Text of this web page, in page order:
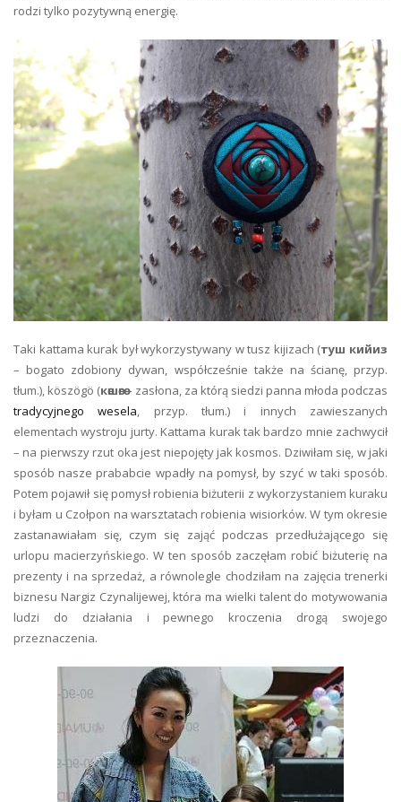
rodzi tylko pozytywną energię.
Taki kattama kurak był wykorzystywany w tusz kijizach (туш кийиз
– bogato zdobiony dywan, współcześnie także na ścianę, przyp.
tłum.), köszögö (көшөгө– zasłona, za którą siedzi panna młoda podczas
tradycyjnego wesela, przyp. tłum.) i innych zawieszanych
elementach wystroju jurty. Kattama kurak tak bardzo mnie zachwycił
– na pierwszy rzut oka jest niepojęty jak kosmos. Dziwiłam się, w jaki
sposób nasze prababcie wpadły na pomysł, by szyć w taki sposób.
Potem pojawił się pomysł robienia biżuterii z wykorzystaniem kuraku
i byłam u Czołpon na warsztatach robienia wisiorków. W tym okresie
zastanawiałam się, czym się zająć podczas przedłużającego się
urlopu macierzyńskiego. W ten sposób zaczęłam robić biżuterię na
prezenty i na sprzedaż, a równolegle chodziłam na zajęcia trenerki
biznesu Nargiz Czynalijewej, która ma wielki talent do motywowania
ludzi do działania i pewnego kroczenia drogą swojego
przeznaczenia.